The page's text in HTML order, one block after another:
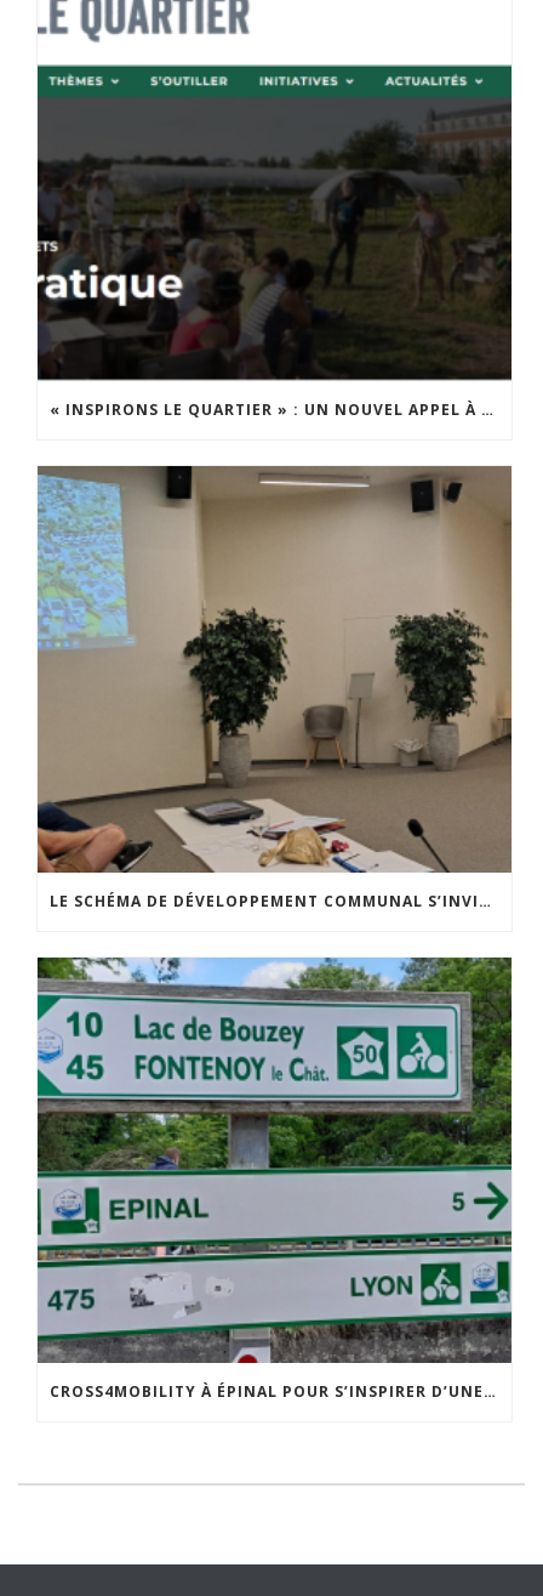
« INSPIRONS LE QUARTIER » : UN NOUVEL APPEL À PROJETS EST LANCÉ !
LE SCHÉMA DE DÉVELOPPEMENT COMMUNAL S’INVITE DANS LES CCATM DU HAINAUT
CROSS4MOBILITY À ÉPINAL POUR S’INSPIRER D’UNE POLITIQUE DE MOBILITÉ INNOVANTE…